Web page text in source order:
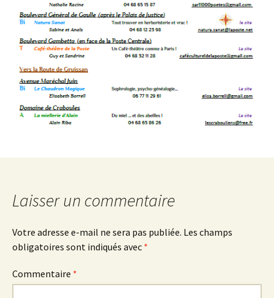
Laisser un commentaire
Votre adresse e-mail ne sera pas publiée. Les champs
obligatoires sont indiqués avec *
Commentaire *